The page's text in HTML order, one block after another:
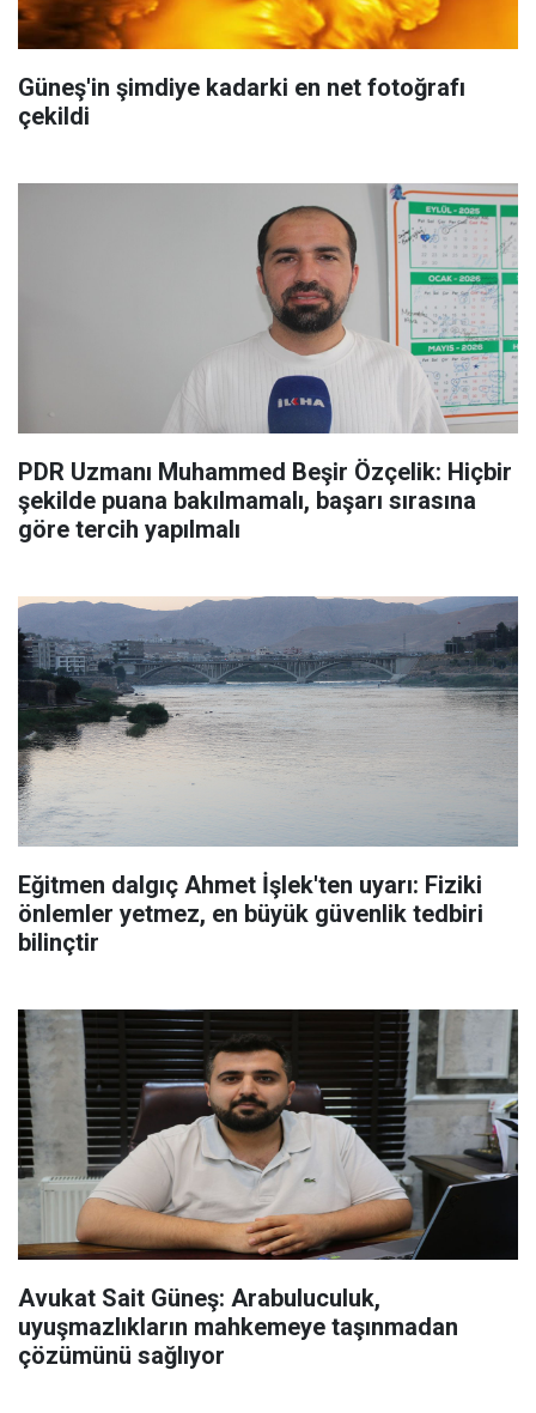
Güneş'in şimdiye kadarki en net fotoğrafı
çekildi
PDR Uzmanı Muhammed Beşir Özçelik: Hiçbir
şekilde puana bakılmamalı, başarı sırasına
göre tercih yapılmalı
Eğitmen dalgıç Ahmet İşlek'ten uyarı: Fiziki
önlemler yetmez, en büyük güvenlik tedbiri
bilinçtir
Avukat Sait Güneş: Arabuluculuk,
uyuşmazlıkların mahkemeye taşınmadan
çözümünü sağlıyor